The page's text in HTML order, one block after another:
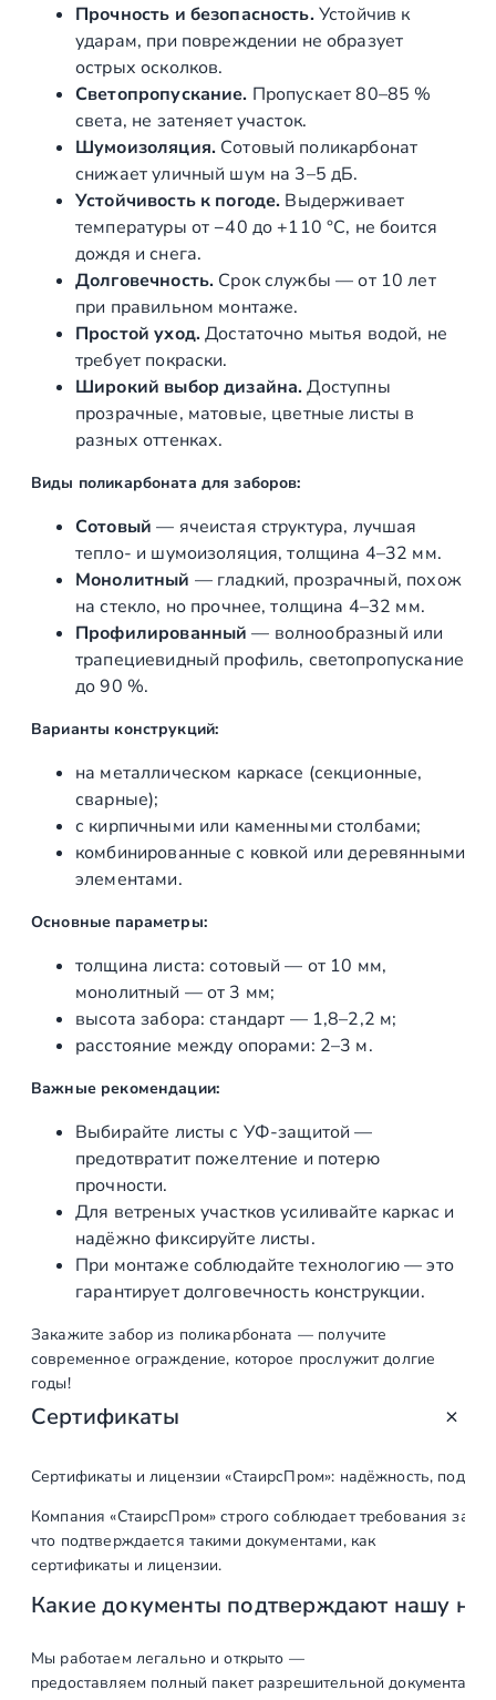
п
и
а
б
а
а
Прочность и безопасность.Устойчив к
ударам, при повреждении не образует
острых осколков.
Светопропускание. Пропускает 80–85 %
света, не затеняет участок.
Шумоизоляция.Сотовый поликарбонат
снижает уличный шум на 3–5 дБ.
Устойчивость к погоде. Выдерживает
температуры от −40 до +110 °C, не боится
дождя и снега.
Долговечность. Срок службы — от 10 лет
при правильном монтаже.
Простой уход.Достаточно мытья водой, не
требует покраски.
Широкий выбор дизайна.Доступны
прозрачные, матовые, цветные листы в
разных оттенках.
Виды поликарбоната для заборов:
Сотовый — ячеистая структура, лучшая
тепло- и шумоизоляция, толщина 4–32 мм.
Монолитный — гладкий, прозрачный, похож
на стекло, но прочнее, толщина 4–32 мм.
Профилированный — волнообразный или
трапециевидный профиль, светопропускание
до 90 %.
Варианты конструкций:
на металлическом каркасе (секционные,
сварные);
с кирпичными или каменными столбами;
комбинированные с ковкой или деревянными
элементами.
Основные параметры:
толщина листа: сотовый — от 10 мм,
монолитный — от 3 мм;
высота забора: стандарт — 1,8–2,2 м;
расстояние между опорами: 2–3 м.
Важные рекомендации:
Выбирайте листы с УФ‑защитой —
предотвратит пожелтение и потерю
прочности.
Для ветреных участков усиливайте каркас и
надёжно фиксируйте листы.
При монтаже соблюдайте технологию — это
гарантирует долговечность конструкции.
Закажите забор из поликарбоната — получите
современное ограждение, которое прослужит долгие
годы!
Сертификаты
Сертификаты и лицензии «СтаирсПром»: надёжность,
Компания «СтаирсПром» строго соблюдает требования
что подтверждается такими документами, как
сертификаты и лицензии.
Какие документы подтверждают нашу
Мы работаем легально и открыто —
предоставляем полный пакет разрешительной